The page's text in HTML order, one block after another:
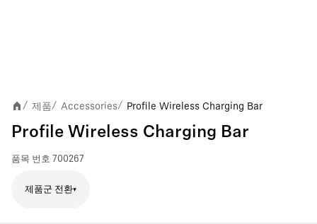
/ 제품/ Accessories/ Profile Wireless Charging Bar
Profile Wireless Charging Bar
품목 번호 700267
제품군 전환